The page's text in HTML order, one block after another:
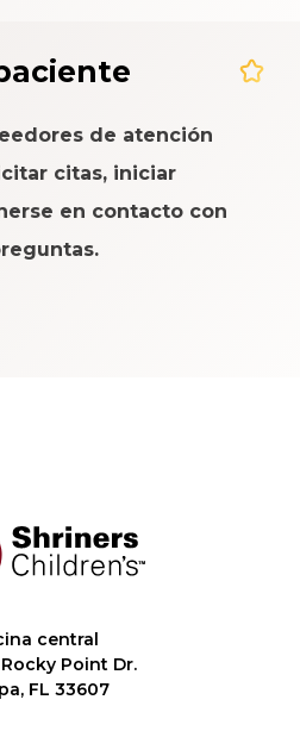
de atención
citas, iniciar
en contacto con
central
Point Dr.
FL 33607